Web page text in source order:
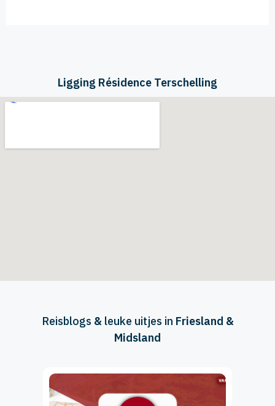
Ligging Résidence Terschelling
Reisblogs & leuke uitjes in Friesland &
Midsland